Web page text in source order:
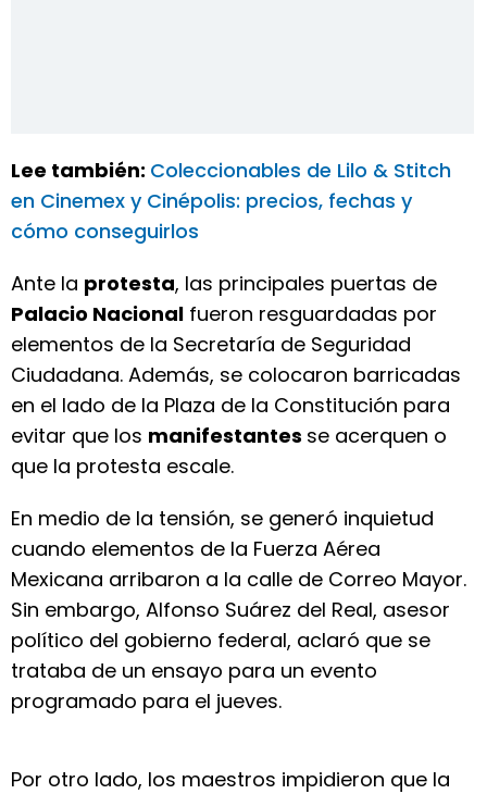
Lee también: Coleccionables de Lilo & Stitch
en Cinemex y Cinépolis: precios, fechas y
cómo conseguirlos
Ante la protesta, las principales puertas de
Palacio Nacional fueron resguardadas por
elementos de la Secretaría de Seguridad
Ciudadana. Además, se colocaron barricadas
en el lado de la Plaza de la Constitución para
evitar que los manifestantes se acerquen o
que la protesta escale.
En medio de la tensión, se generó inquietud
cuando elementos de la Fuerza Aérea
Mexicana arribaron a la calle de Correo Mayor.
Sin embargo, Alfonso Suárez del Real, asesor
político del gobierno federal, aclaró que se
trataba de un ensayo para un evento
programado para el jueves.
Por otro lado, los maestros impidieron que la